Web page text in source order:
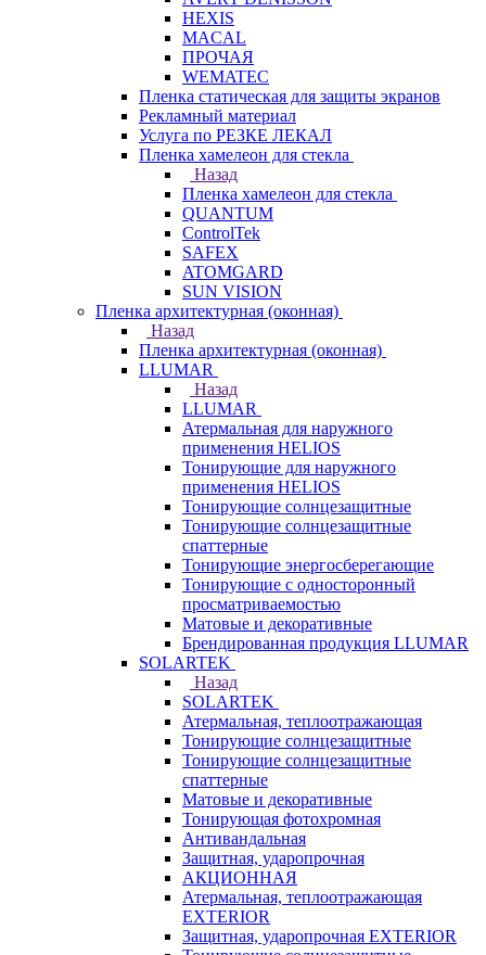
HEXIS
MACAL
ПРОЧАЯ
WEMATEC
Пленка статическая для защиты экранов
Рекламный материал
Услуга по РЕЗКЕ ЛЕКАЛ
Пленка хамелеон для стекла
Назад
Пленка хамелеон для стекла
QUANTUM
ControlTek
SAFEX
ATOMGARD
SUN VISION
Пленка архитектурная (оконная)
Назад
Пленка архитектурная (оконная)
LLUMAR
Назад
LLUMAR
Атермальная для наружного
применения HELIOS
Тонирующие для наружного
применения HELIOS
Тонирующие солнцезащитные
Тонирующие солнцезащитные
спаттерные
Тонирующие энергосберегающие
Тонирующие с односторонный
просматриваемостью
Матовые и декоративные
Брендированная продукция LLUMAR
SOLARTEK
Назад
SOLARTEK
Атермальная, теплоотражающая
Тонирующие солнцезащитные
Тонирующие солнцезащитные
спаттерные
Матовые и декоративные
Тонирующая фотохромная
Антивандальная
Защитная, ударопрочная
АКЦИОННАЯ
Атермальная, теплоотражающая
EXTERIOR
Защитная, ударопрочная EXTERIOR